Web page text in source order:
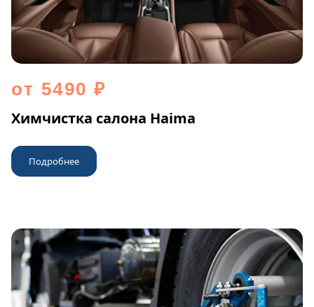
от 5490 ₽
Химчистка салона Haima
Подробнее